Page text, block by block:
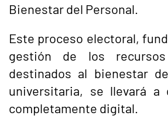
Bienestar del Personal.
Este proceso electoral,
gestión de los
destinados al bienestar
universitaria, se llevará a
completamente digital.